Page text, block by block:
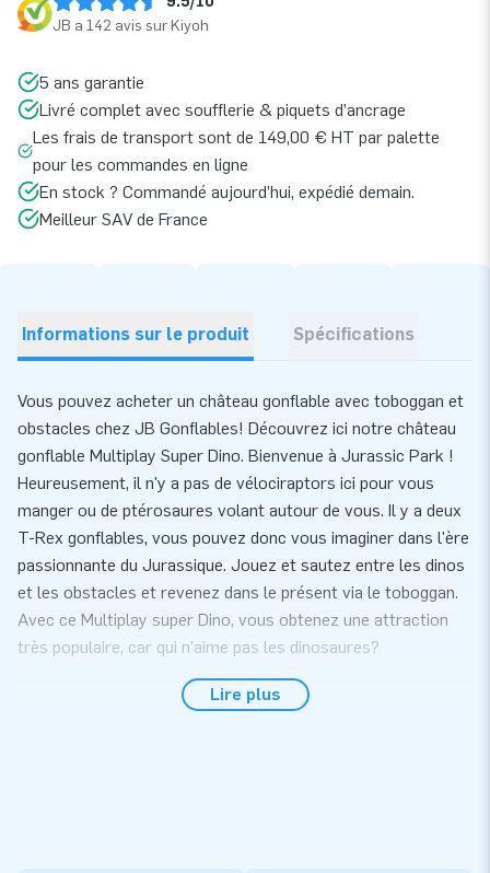
JB a 142 avis sur Kiyoh
5 ans garantie
Livré complet avec soufflerie & piquets d’ancrage
Les frais de transport sont de 149,00 € HT par palette
pour les commandes en ligne
En stock ? Commandé aujourd’hui, expédié demain.
Meilleur SAV de France
Informations sur le produit Spécifications
Vous pouvez acheter un château gonflable avec toboggan et
obstacles chez JB Gonflables! Découvrez ici notre château
gonflable Multiplay Super Dino. Bienvenue à Jurassic Park !
Heureusement, il n'y a pas de vélociraptors ici pour vous
manger ou de ptérosaures volant autour de vous. Il y a deux
T-Rex gonflables, vous pouvez donc vous imaginer dans l'ère
passionnante du Jurassique. Jouez et sautez entre les dinos
et les obstacles et revenez dans le présent via le toboggan.
Avec ce Multiplay super Dino, vous obtenez une attraction
très populaire, car qui n'aime pas les dinosaures?
Vous cherchez un grand château gonflable avec
Lire plus